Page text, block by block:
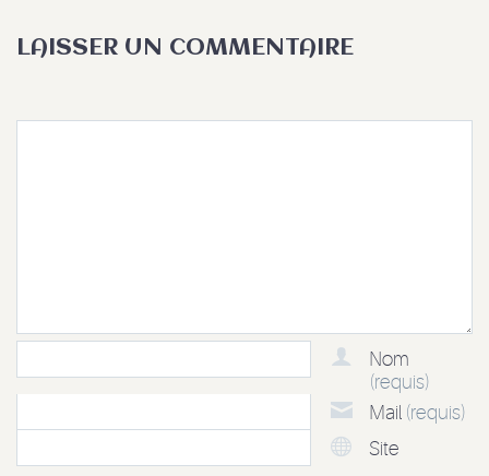
LAISSER UN COMMENTAIRE
Nom
(requis)
Mail (requis)
Site